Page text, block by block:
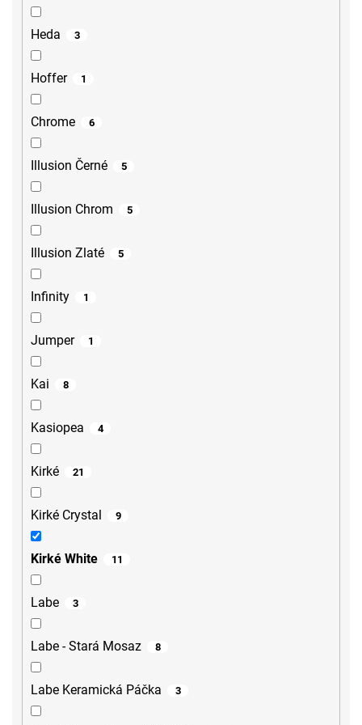
Heda 3
Hoffer 1
Chrome 6
Illusion Černé 5
Illusion Chrom 5
Illusion Zlaté 5
Infinity 1
Jumper 1
Kai 8
Kasiopea 4
Kirké 21
Kirké Crystal 9
Kirké White 11
Labe 3
Labe - Stará Mosaz 8
Labe Keramická Páčka 3